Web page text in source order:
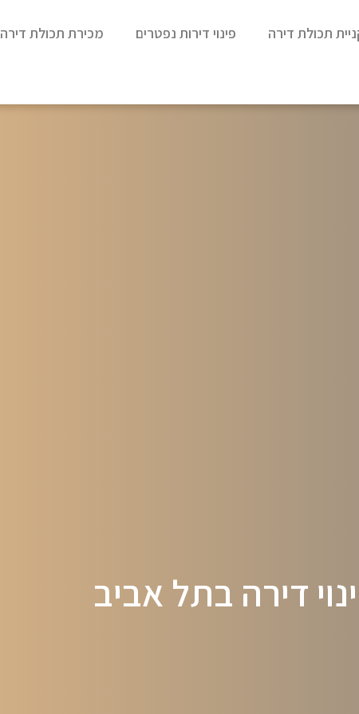
תכולת דירה פינוי דירות נפטרים מכירת תכולת דירה
דירה בתל אביב